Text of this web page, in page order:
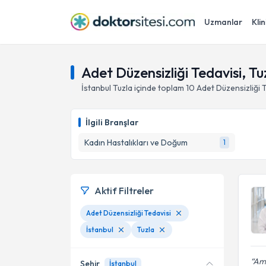
Uzmanlar
Adet Düzensizliği Tedavisi,
İstanbul Tuzla içinde toplam 10 Adet Düzensizliği
İlgili Branşlar
Kadın Hastalıkları ve Doğum
1
Aktif Filtreler
Adet Düzensizliği Tedavisi
İstanbul
Tuzla
Şehir İstanbul